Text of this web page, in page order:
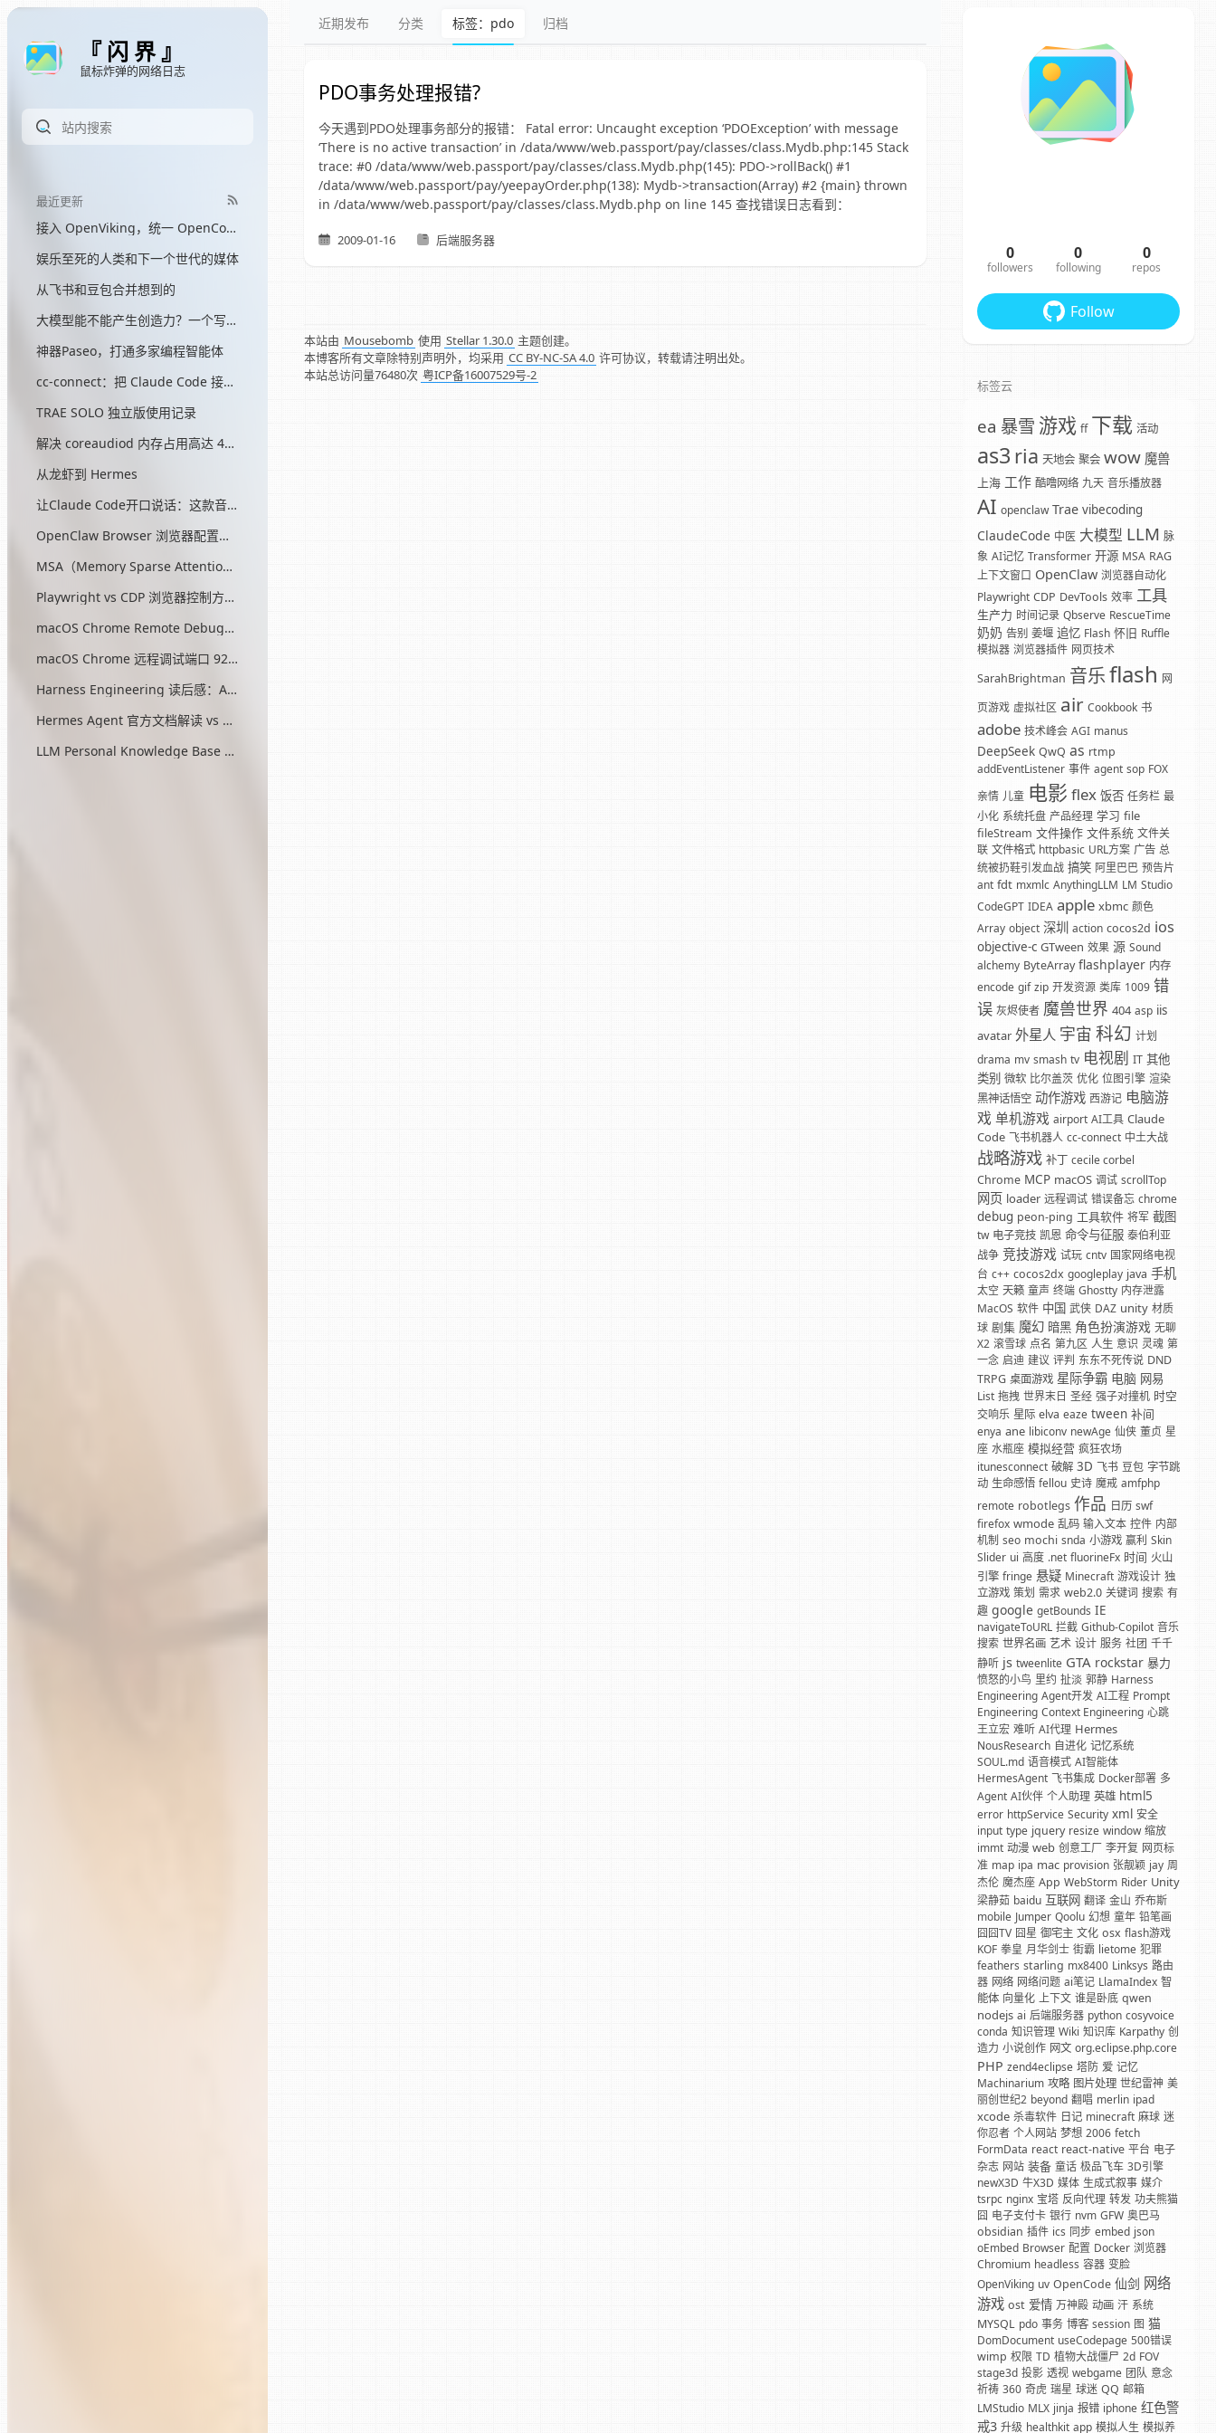
『 闪 界 』
鼠标炸弹的网络日志
最近更新
接入 OpenViking，统一 OpenCode 和 Hermes 的记忆
娱乐至死的人类和下一个世代的媒体
从飞书和豆包合并想到的
大模型能不能产生创造力？一个写了三个月网文的程序员的答案
神器Paseo，打通多家编程智能体
cc-connect：把 Claude Code 接入飞书
TRAE SOLO 独立版使用记录
解决 coreaudiod 内存占用高达 45G 的问题
从龙虾到 Hermes
让Claude Code开口说话：这款音效插件让我把编程玩成了游戏
OpenClaw Browser 浏览器配置指南
MSA（Memory Sparse Attention）— 突破 AI 记忆瓶颈的开源方案
Playwright vs CDP 浏览器控制方式对比
macOS Chrome Remote Debugging 配置
macOS Chrome 远程调试端口 9222 启动问题与最终解决方案
Harness Engineering 读后感：AI工程的第三次范式转移
Hermes Agent 官方文档解读 vs OpenClaw
LLM Personal Knowledge Base Pattern (Karpathy)
近期发布 分类 标签：pdo 归档
PDO事务处理报错?
今天遇到PDO处理事务部分的报错： Fatal error: Uncaught exception ‘PDOException’ with message
‘There is no active transaction’ in /data/www/web.passport/pay/classes/class.Mydb.php:145 Stack
trace: #0 /data/www/web.passport/pay/classes/class.Mydb.php(145): PDO->rollBack() #1
/data/www/web.passport/pay/yeepayOrder.php(138): Mydb->transaction(Array) #2 {main} thrown
in /data/www/web.passport/pay/classes/class.Mydb.php on line 145 查找错误日志看到：
2009-01-16 后端服务器
本站由 Mousebomb 使用 Stellar 1.30.0 主题创建。
本博客所有文章除特别声明外，均采用 CC BY-NC-SA 4.0 许可协议，转载请注明出处。
本站总访问量76480次 粤ICP备16007529号-2
0
followers
0
following
0
repos
Follow
标签云
ea 暴雪 游戏 ff 下载 活动
as3 ria 天地会 聚会 wow 魔兽
上海 工作 酷噜网络 九天 音乐播放器
AI openclaw Trae vibecoding
ClaudeCode 中医 大模型 LLM 脉
象 AI记忆 Transformer 开源 MSA RAG
上下文窗口 OpenClaw 浏览器自动化
Playwright CDP DevTools 效率 工具
生产力 时间记录 Qbserve RescueTime
奶奶 告别 姜堰 追忆 Flash 怀旧 Ruffle
模拟器 浏览器插件 网页技术
SarahBrightman 音乐flash 网
页游戏 虚拟社区 air Cookbook 书
adobe 技术峰会 AGI manus
DeepSeek QwQ as rtmp
addEventListener 事件 agent sop FOX
亲情 儿童 电影 flex 饭否 任务栏 最
小化 系统托盘 产品经理 学习 file
fileStream 文件操作 文件系统 文件关
联 文件格式 httpbasic URL方案 广告 总
统被扔鞋引发血战 搞笑 阿里巴巴 预告片
ant fdt mxmlc AnythingLLM LM Studio
CodeGPT IDEA apple xbmc 颜色
Array object 深圳 action cocos2d ios
objective-c GTween 效果 源 Sound
alchemy ByteArray flashplayer 内存
encode gif zip 开发资源 类库 1009 错
误 灰烬使者 魔兽世界 404 asp iis
avatar 外星人 宇宙 科幻 计划
drama mv smash tv 电视剧 IT 其他
类别 微软 比尔盖茨 优化 位图引擎 渲染
黑神话悟空 动作游戏 西游记 电脑游
戏 单机游戏 airport AI工具 Claude
Code 飞书机器人 cc-connect 中土大战
战略游戏 补丁 cecile corbel
Chrome MCP macOS 调试 scrollTop
网页 loader 远程调试 错误备忘 chrome
debug peon-ping 工具软件 将军 截图
tw 电子竞技 凯恩 命令与征服 泰伯利亚
战争 竞技游戏 试玩 cntv 国家网络电视
台 c++ cocos2dx googleplay java 手机
太空 天籁 童声 终端 Ghostty 内存泄露
MacOS 软件 中国 武侠 DAZ unity 材质
球 剧集 魔幻 暗黑 角色扮演游戏 无聊
X2 滚雪球 点名 第九区 人生 意识 灵魂 第
一念 启迪 建议 评判 东东不死传说 DND
TRPG 桌面游戏 星际争霸 电脑 网易
List 拖拽 世界末日 圣经 强子对撞机 时空
交响乐 星际 elva eaze tween 补间
enya ane libiconv newAge 仙侠 董贞 星
座 水瓶座 模拟经营 疯狂农场
itunesconnect 破解 3D 飞书 豆包 字节跳
动 生命感悟 fellou 史诗 魔戒 amfphp
remote robotlegs 作品 日历 swf
firefox wmode 乱码 输入文本 控件 内部
机制 seo mochi snda 小游戏 赢利 Skin
Slider ui 高度 .net fluorineFx 时间 火山
引擎 fringe 悬疑 Minecraft 游戏设计 独
立游戏 策划 需求 web2.0 关键词 搜索 有
趣 google getBounds IE
navigateToURL 拦截 Github-Copilot 音乐
搜索 世界名画 艺术 设计 服务 社团 千千
静听 js tweenlite GTA rockstar 暴力
愤怒的小鸟 里约 扯淡 郭静 Harness
Engineering Agent开发 AI工程 Prompt
Engineering Context Engineering 心跳
王立宏 难听 AI代理 Hermes
NousResearch 自进化 记忆系统
SOUL.md 语音模式 AI智能体
HermesAgent 飞书集成 Docker部署 多
Agent AI伙伴 个人助理 英雄 html5
error httpService Security xml 安全
input type jquery resize window 缩放
immt 动漫 web 创意工厂 李开复 网页标
准 map ipa mac provision 张靓颖 jay 周
杰伦 魔杰座 App WebStorm Rider Unity
梁静茹 baidu 互联网 翻译 金山 乔布斯
mobile Jumper Qoolu 幻想 童年 铅笔画
囧囧TV 囧星 御宅主 文化 osx flash游戏
KOF 拳皇 月华剑士 街霸 lietome 犯罪
feathers starling mx8400 Linksys 路由
器 网络 网络问题 ai笔记 LlamaIndex 智
能体 向量化 上下文 谁是卧底 qwen
nodejs ai 后端服务器 python cosyvoice
conda 知识管理 Wiki 知识库 Karpathy 创
造力 小说创作 网文 org.eclipse.php.core
PHP zend4eclipse 塔防 爱 记忆
Machinarium 攻略 图片处理 世纪雷神 美
丽创世纪2 beyond 翻唱 merlin ipad
xcode 杀毒软件 日记 minecraft 麻球 迷
你忍者 个人网站 梦想 2006 fetch
FormData react react-native 平台 电子
杂志 网站 装备 童话 极品飞车 3D引擎
newX3D 牛X3D 媒体 生成式叙事 媒介
tsrpc nginx 宝塔 反向代理 转发 功夫熊猫
囧 电子支付卡 银行 nvm GFW 奥巴马
obsidian 插件 ics 同步 embed json
oEmbed Browser 配置 Docker 浏览器
Chromium headless 容器 变脸
OpenViking uv OpenCode 仙剑 网络
游戏 ost 爱情 万神殿 动画 汗 系统
MYSQL pdo 事务 博客 session 图 猫
DomDocument useCodepage 500错误
wimp 权限 TD 植物大战僵尸 2d FOV
stage3d 投影 透视 webgame 团队 意念
祈祷 360 奇虎 瑞星 球迷 QQ 邮箱
LMStudio MLX jinja 报错 iphone 红色警
戒3 升级 healthkit app 模拟人生 模拟养